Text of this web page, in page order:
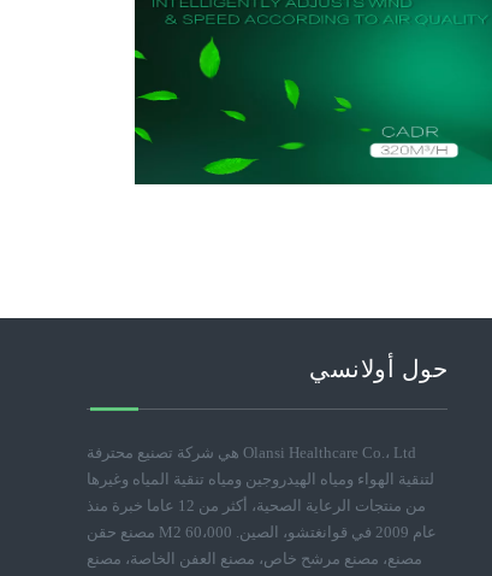
حول أولانسي
Olansi Healthcare Co.، Ltd هي شركة تصنيع محترفة
لتنقية الهواء ومياه الهيدروجين ومياه تنقية المياه وغيرها
من منتجات الرعاية الصحية، أكثر من 12 عاما خبرة منذ
عام 2009 في قوانغتشو، الصين. 60،000 M2 مصنع حقن
مصنع، مصنع مرشح خاص، مصنع العفن الخاصة، مصنع